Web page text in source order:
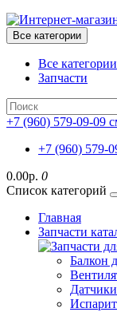
Все категории
Все категории
Запчасти
+7 (960) 579-09-09
+7 (960) 579-
0.00р. 0
Список категорий
Главная
Запчасти
Балкон